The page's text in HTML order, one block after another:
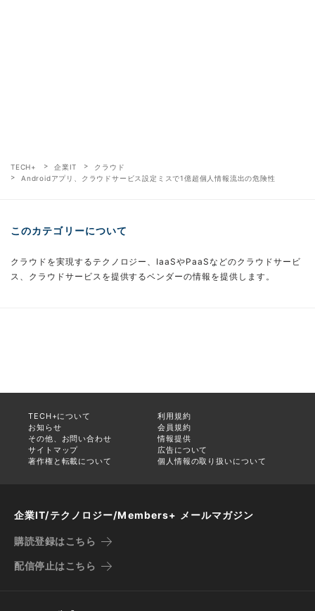
TECH+ 企業IT
クラウド
Androidアプリ、クラウドサービス設定ミスで1億超個人情報流出の危険性
このカテゴリーについて
クラウドを実現するテクノロジー、IaaSやPaaSなどのクラウドサービ
ス、クラウドサービスを提供するベンダーの情報を提供します。
TECH+について
利用規約
お知らせ
会員規約
その他、お問い合わせ
情報提供
サイトマップ
広告について
著作権と転載について
個人情報の取り扱いについて
企業IT/テクノロジー/Members+ メールマガジン
購読登録はこちら
配信停止はこちら